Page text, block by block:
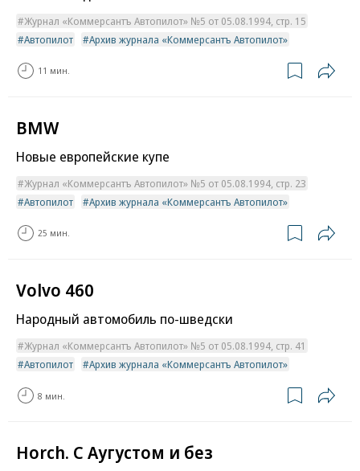
Журнал «Коммерсантъ Автопилот» №5 от 05.08.1994, стр. 15
Автопилот
Архив журнала «Коммерсантъ Автопилот»
11 мин.
BMW
Новые европейские купе
Журнал «Коммерсантъ Автопилот» №5 от 05.08.1994, стр. 23
Автопилот
Архив журнала «Коммерсантъ Автопилот»
25 мин.
Volvo 460
Народный автомобиль по-шведски
Журнал «Коммерсантъ Автопилот» №5 от 05.08.1994, стр. 41
Автопилот
Архив журнала «Коммерсантъ Автопилот»
8 мин.
Horch. С Аугустом и без